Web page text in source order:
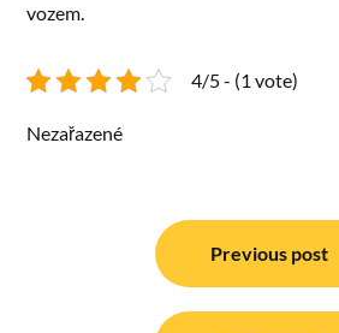
vozem.
4/5 - (1 vote)
Nezařazené
Previous post